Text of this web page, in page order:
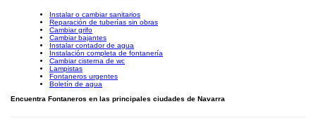
Instalar o cambiar sanitarios
Reparación de tuberías sin obras
Cambiar grifo
Cambiar bajantes
Instalar contador de agua
Instalación completa de fontanería
Cambiar cisterna de wc
Lampistas
Fontaneros urgentes
Boletín de agua
Encuentra Fontaneros en las principales ciudades de Navarra